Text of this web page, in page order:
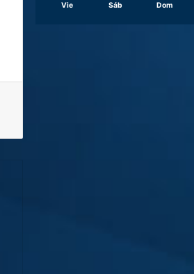
Vie Sáb Dom